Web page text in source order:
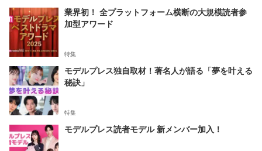
業界初！ 全プラットフォーム横断の大規模読者参
加型アワード
特集
モデルプレス独自取材！著名人が語る「夢を叶える
秘訣」
特集
モデルプレス読者モデル 新メンバー加入！